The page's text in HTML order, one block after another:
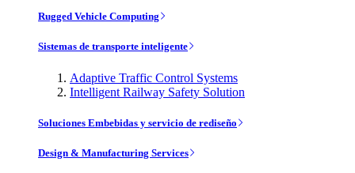
Rugged Vehicle Computing
Sistemas de transporte inteligente
Adaptive Traffic Control Systems
Intelligent Railway Safety Solution
Soluciones Embebidas y servicio de rediseño
Design & Manufacturing Services